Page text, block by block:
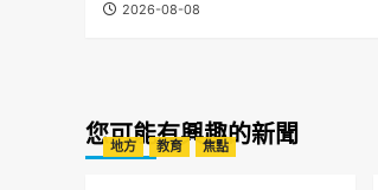
2026-08-08
您可能有興趣的新聞
地方 教育 焦點